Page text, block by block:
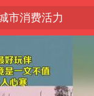
市消费活力
开采稀土
/股